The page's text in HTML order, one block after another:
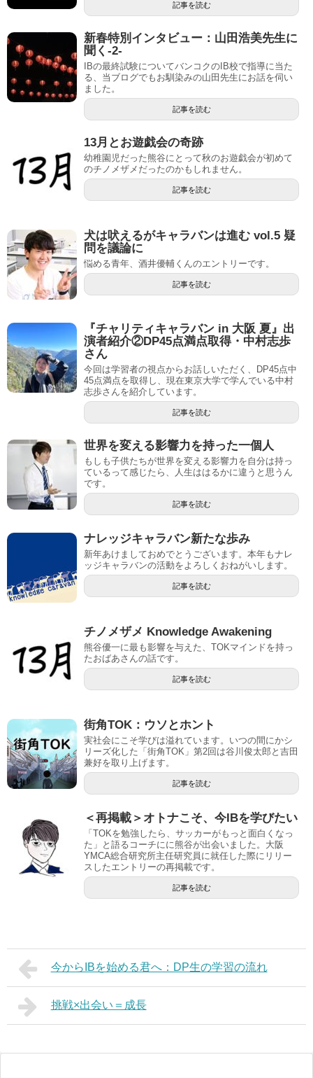
記事を読む
新春特別インタビュー：山田浩美先生に
聞く-2-
IBの最終試験についてバンコクのIB校で指導に当た
る、当ブログでもお馴染みの山田先生にお話を伺い
ました。
記事を読む
13月とお遊戯会の奇跡
幼稚園児だった熊谷にとって秋のお遊戯会が初めて
のチノメザメだったのかもしれません。
記事を読む
犬は吠えるがキャラバンは進む vol.5 疑
問を議論に
悩める青年、酒井優輔くんのエントリーです。
記事を読む
『チャリティキャラバン in 大阪 夏』出
演者紹介②DP45点満点取得・中村志歩
さん
今回は学習者の視点からお話しいただく、DP45点中
45点満点を取得し、現在東京大学で学んでいる中村
志歩さんを紹介しています。
記事を読む
世界を変える影響力を持った一個人
もしも子供たちが世界を変える影響力を自分は持っ
ているって感じたら、人生ははるかに違うと思うん
です。
記事を読む
ナレッジキャラバン新たな歩み
新年あけましておめでとうございます。本年もナレ
ッジキャラバンの活動をよろしくおねがいします。
記事を読む
チノメザメ Knowledge Awakening
熊谷優一に最も影響を与えた、TOKマインドを持っ
たおばあさんの話です。
記事を読む
街角TOK：ウソとホント
実社会にこそ学びは溢れています。いつの間にかシ
リーズ化した「街角TOK」第2回は谷川俊太郎と吉田
兼好を取り上げます。
記事を読む
＜再掲載＞オトナこそ、今IBを学びたい
「TOKを勉強したら、サッカーがもっと面白くなっ
た」と語るコーチにに熊谷が出会いました。大阪
YMCA総合研究所主任研究員に就任した際にリリー
スしたエントリーの再掲載です。
記事を読む
今からIBを始める君へ：DP生の学習の流れ
挑戦×出会い＝成長